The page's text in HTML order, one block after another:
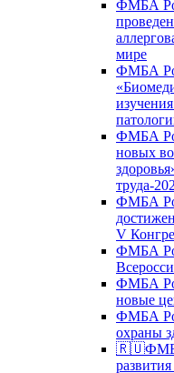
ФМБА
мире
ФМБА
ФМБА
новых
труда-
ФМБА
V
ФМБА
ФМБА
новые
ФМБА
охраны
🇷🇺ФМБА